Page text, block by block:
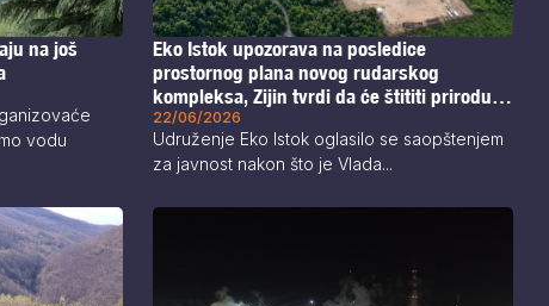
na još
vodu
Eko Istok upozorava na posledice
prostornog plana novog rudarskog
kompleksa, Zijin tvrdi da će štititi prirodu i
kulturno nasleđe
22/06/2026
Udruženje Eko Istok oglasilo se saopštenjem
za javnost nakon što je Vlada...